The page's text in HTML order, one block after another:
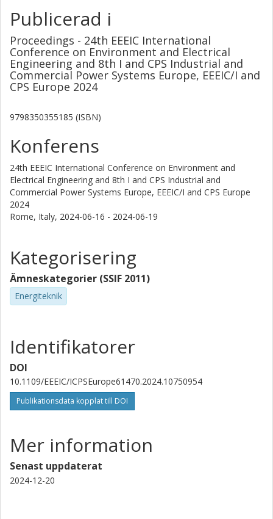
Publicerad i
Proceedings - 24th EEEIC International
Conference on Environment and Electrical
Engineering and 8th I and CPS Industrial and
Commercial Power Systems Europe, EEEIC/I and
CPS Europe 2024
9798350355185 (ISBN)
Konferens
24th EEEIC International Conference on Environment and
Electrical Engineering and 8th I and CPS Industrial and
Commercial Power Systems Europe, EEEIC/I and CPS Europe
2024
Rome, Italy, 2024-06-16 - 2024-06-19
Kategorisering
Ämneskategorier (SSIF 2011)
Energiteknik
Identifikatorer
DOI
10.1109/EEEIC/ICPSEurope61470.2024.10750954
Publikationsdata kopplat till DOI
Mer information
Senast uppdaterat
2024-12-20